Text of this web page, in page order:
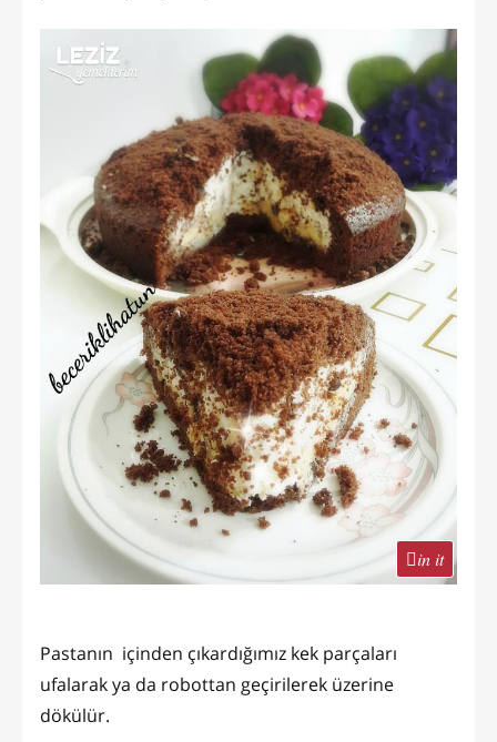
in it
Pastanın içinden çıkardığımız kek parçaları
ufalarak ya da robottan geçirilerek üzerine
dökülür.